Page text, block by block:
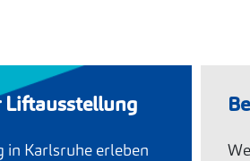
Liftausstellung
in Karlsruhe erleben